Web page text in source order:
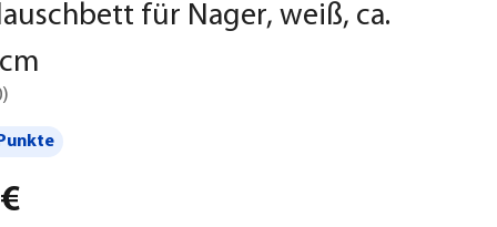
für Nager, weiß, ca.
)